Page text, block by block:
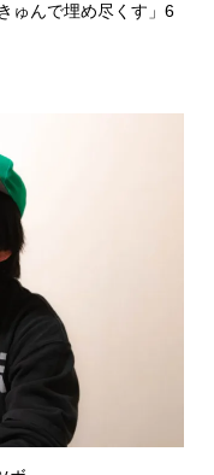
ゅんで埋め尽くす」6